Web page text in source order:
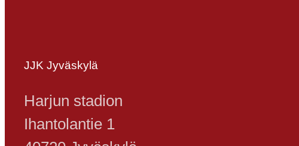
JJK Jyväskylä
Harjun stadion
Ihantolantie 1